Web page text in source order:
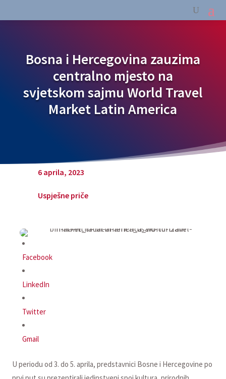
Bosna i Hercegovina zauzima
centralno mjesto na
svjetskom sajmu World Travel
Market Latin America
6 aprila, 2023
Uspješne priče
Facebook
LinkedIn
Twitter
Gmail
U periodu od 3. do 5. aprila, predstavnici Bosne i Hercegovine po